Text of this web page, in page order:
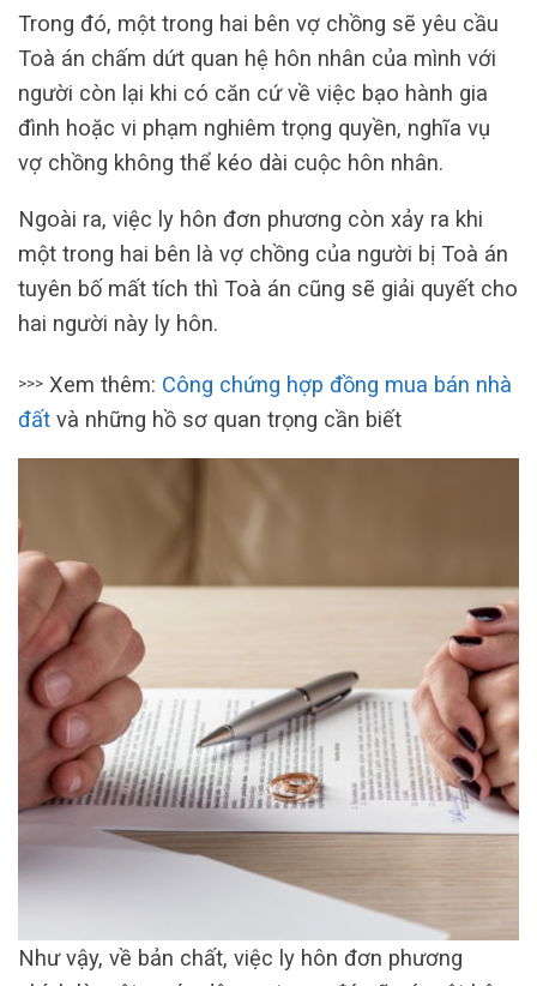
Trong đó, một trong hai bên vợ chồng sẽ yêu cầu
Toà án chấm dứt quan hệ hôn nhân của mình với
người còn lại khi có căn cứ về việc bạo hành gia
đình hoặc vi phạm nghiêm trọng quyền, nghĩa vụ
vợ chồng không thể kéo dài cuộc hôn nhân.
Ngoài ra, việc ly hôn đơn phương còn xảy ra khi
một trong hai bên là vợ chồng của người bị Toà án
tuyên bố mất tích thì Toà án cũng sẽ giải quyết cho
hai người này ly hôn.
>>> Xem thêm: Công chứng hợp đồng mua bán nhà
đất và những hồ sơ quan trọng cần biết
Như vậy, về bản chất, việc ly hôn đơn phương